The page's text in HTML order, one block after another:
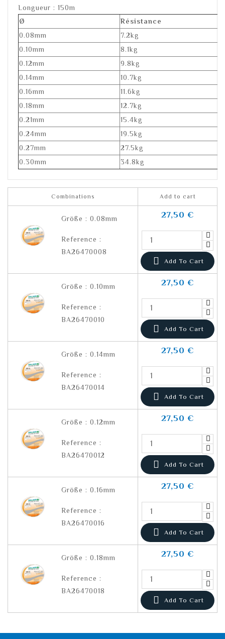
Longueur : 150m
Ø
Résistance
0.08mm
7.2kg
0.10mm
8.1kg
0.12mm
9.8kg
0.14mm
10.7kg
0.16mm
11.6kg
0.18mm
12.7kg
0.21mm
15.4kg
0.24mm
19.5kg
0.27mm
27.5kg
0.30mm
34.8kg
Combinations Add to cart
Größe : 0.08mm
Reference :
BA26470008
27,50 €
 Add To Cart
Größe : 0.10mm
Reference :
BA26470010
27,50 €
 Add To Cart
Größe : 0.14mm
Reference :
BA26470014
27,50 €
 Add To Cart
Größe : 0.12mm
Reference :
BA26470012
27,50 €
 Add To Cart
Größe : 0.16mm
Reference :
BA26470016
27,50 €
 Add To Cart
Größe : 0.18mm
Reference :
BA26470018
27,50 €
 Add To Cart